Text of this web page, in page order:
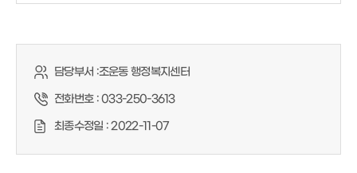
담당부서 :조운동 행정복지센터
전화번호 :033-250-3613
최종수정일 :2022-11-07